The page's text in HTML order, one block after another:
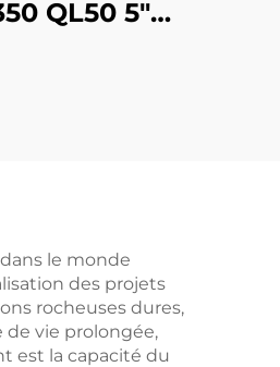
QL50 5"
le monde
des projets
rocheuses dures,
vie prolongée,
est la capacité du